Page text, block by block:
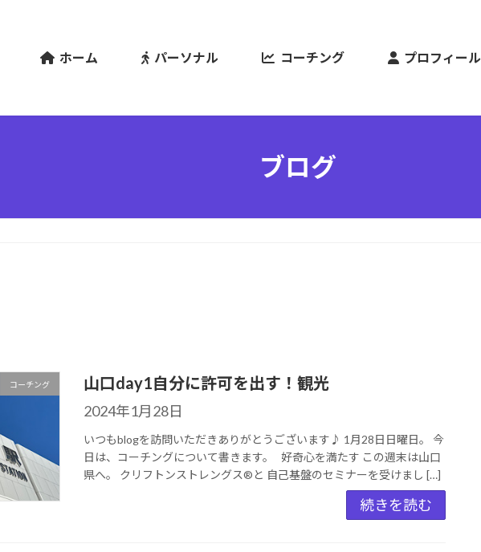
ホーム パーソナル コーチング プロフィール
ブログ
コーチング 山口day1自分に許可を出す！観光
2024年1月28日
いつもblogを訪問いただきありがとうございます♪ 1月28日日曜日。 今
日は、コーチングについて書きます。 好奇心を満たす この週末は山口
県へ。 クリフトンストレングス®︎と 自己基盤のセミナーを受けまし […]
続きを読む